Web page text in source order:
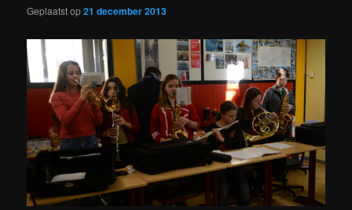
Geplaatst op21 december 2013